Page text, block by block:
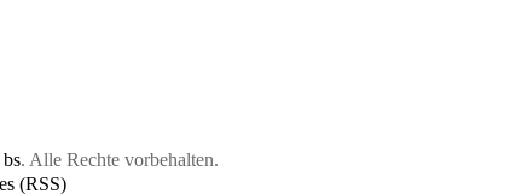
bs. Alle Rechte vorbehalten.